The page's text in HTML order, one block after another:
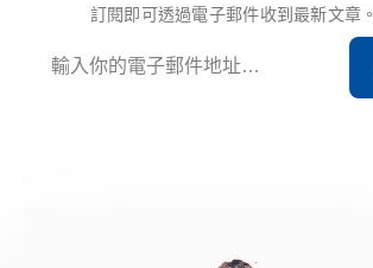
訂閱即可透過電子郵件收到最新文章。